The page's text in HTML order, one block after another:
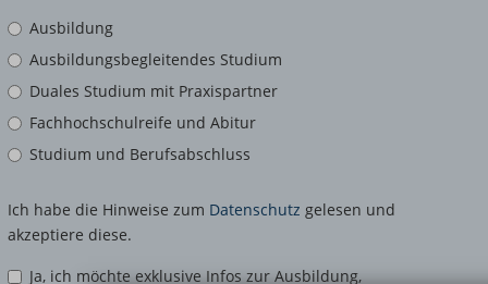
Ausbildung
Ausbildungsbegleitendes Studium
Duales Studium mit Praxispartner
Fachhochschulreife und Abitur
Studium und Berufsabschluss
Ich habe die Hinweise zum Datenschutz gelesen und
akzeptiere diese.
Ja, ich möchte exklusive Infos zur Ausbildung,